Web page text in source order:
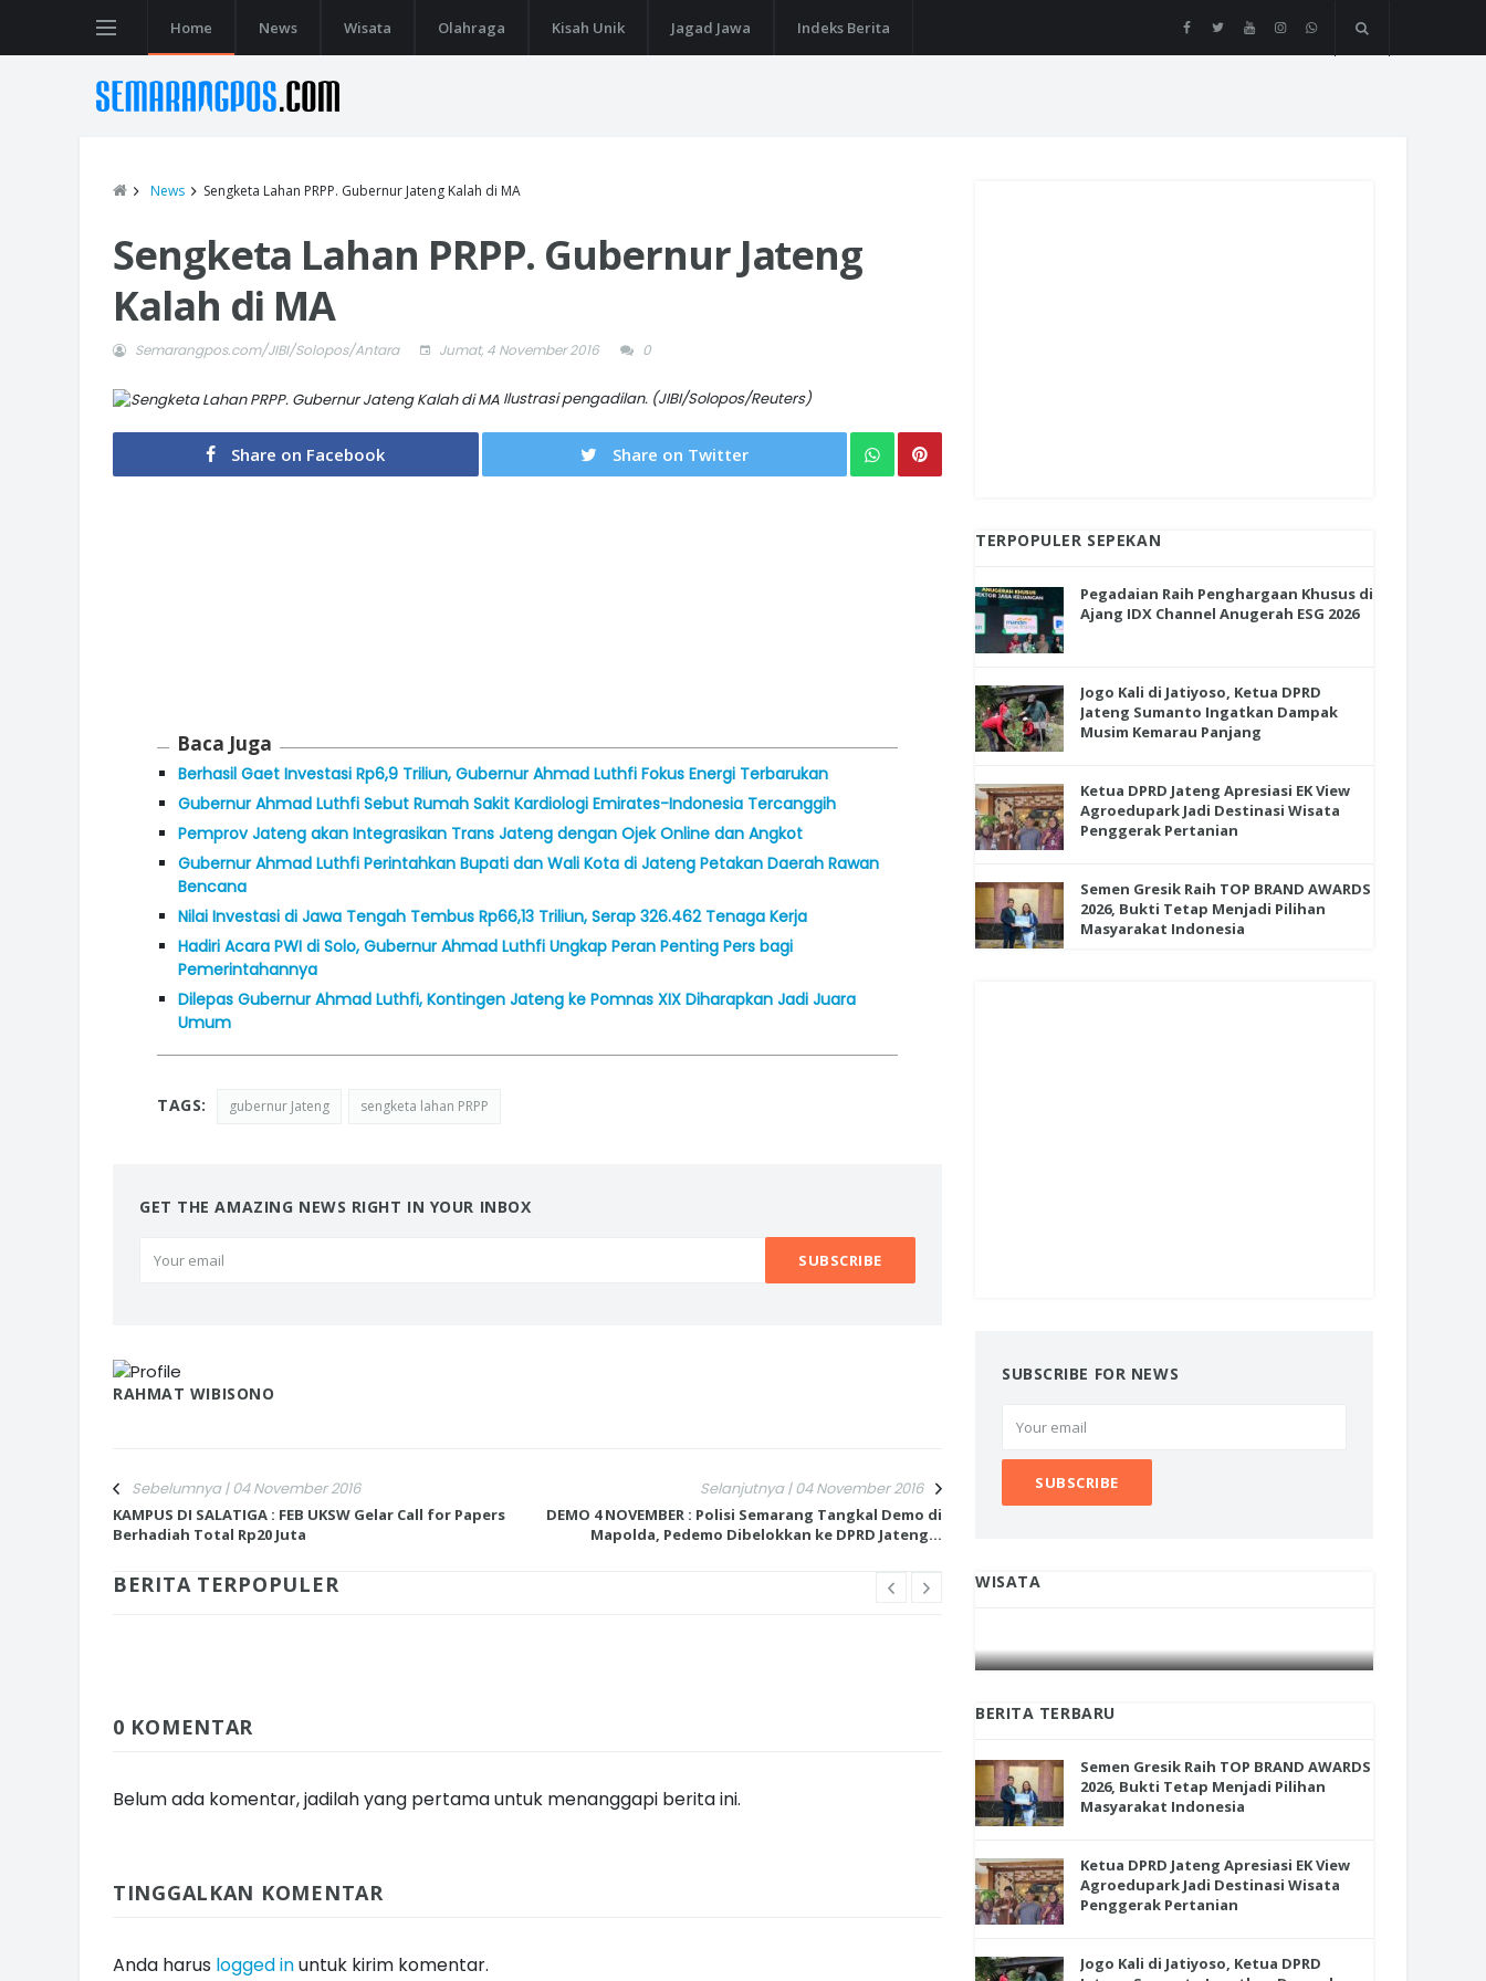
Home News Wisata Olahraga Kisah Unik Jagad Jawa Indeks Berita
News Sengketa Lahan PRPP. Gubernur Jateng Kalah di MA
Sengketa Lahan PRPP. Gubernur Jateng
Kalah di MA
Semarangpos.com/JIBI/Solopos/Antara Jumat, 4 November 2016 0
Ilustrasi pengadilan. (JIBI/Solopos/Reuters)
Share on Facebook Share on Twitter
Baca Juga
Berhasil Gaet Investasi Rp6,9 Triliun, Gubernur Ahmad Luthfi Fokus Energi Terbarukan
Gubernur Ahmad Luthfi Sebut Rumah Sakit Kardiologi Emirates-Indonesia Tercanggih
Pemprov Jateng akan Integrasikan Trans Jateng dengan Ojek Online dan Angkot
Gubernur Ahmad Luthfi Perintahkan Bupati dan Wali Kota di Jateng Petakan Daerah Rawan
Bencana
Nilai Investasi di Jawa Tengah Tembus Rp66,13 Triliun, Serap 326.462 Tenaga Kerja
Hadiri Acara PWI di Solo, Gubernur Ahmad Luthfi Ungkap Peran Penting Pers bagi
Pemerintahannya
Dilepas Gubernur Ahmad Luthfi, Kontingen Jateng ke Pomnas XIX Diharapkan Jadi Juara
Umum
TAGS: gubernur Jateng sengketa lahan PRPP
GET THE AMAZING NEWS RIGHT IN YOUR INBOX
RAHMAT WIBISONO
Sebelumnya | 04 November 2016
KAMPUS DI SALATIGA : FEB UKSW Gelar Call for Papers
Berhadiah Total Rp20 Juta
Selanjutnya | 04 November 2016
DEMO 4 NOVEMBER : Polisi Semarang Tangkal Demo di
Mapolda, Pedemo Dibelokkan ke DPRD Jateng...
BERITA TERPOPULER
0 KOMENTAR
Belum ada komentar, jadilah yang pertama untuk menanggapi berita ini.
TINGGALKAN KOMENTAR
Anda harus logged inuntuk kirim komentar.
TERPOPULER SEPEKAN
Pegadaian Raih Penghargaan Khusus di
Ajang IDX Channel Anugerah ESG 2026
Jogo Kali di Jatiyoso, Ketua DPRD
Jateng Sumanto Ingatkan Dampak
Musim Kemarau Panjang
Ketua DPRD Jateng Apresiasi EK View
Agroedupark Jadi Destinasi Wisata
Penggerak Pertanian
Semen Gresik Raih TOP BRAND AWARDS
2026, Bukti Tetap Menjadi Pilihan
Masyarakat Indonesia
SUBSCRIBE FOR NEWS
WISATA
BERITA TERBARU
Semen Gresik Raih TOP BRAND AWARDS
2026, Bukti Tetap Menjadi Pilihan
Masyarakat Indonesia
Ketua DPRD Jateng Apresiasi EK View
Agroedupark Jadi Destinasi Wisata
Penggerak Pertanian
Jogo Kali di Jatiyoso, Ketua DPRD